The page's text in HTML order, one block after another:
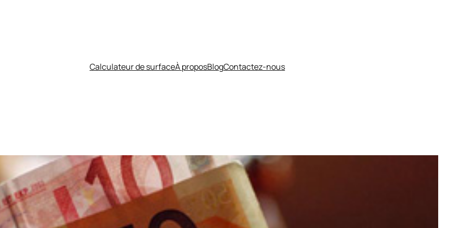
Calculateur de surfaceÀ proposBlogContactez-nous